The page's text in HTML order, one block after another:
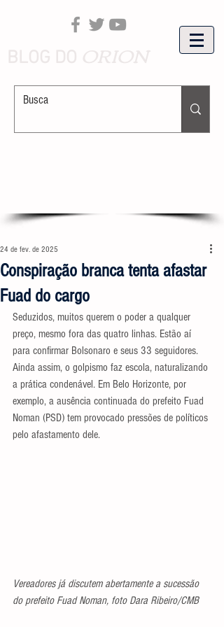
Conspiração branca tenta afastar
Fuad do cargo
24 de fev. de 2025
Seduzidos, muitos querem o poder a qualquer
preço, mesmo fora das quatro linhas. Estão aí
para confirmar Bolsonaro e seus 33 seguidores.
Ainda assim, o golpismo faz escola, naturalizando
a prática condenável. Em Belo Horizonte, por
exemplo, a ausência continuada do prefeito Fuad
Noman (PSD) tem provocado pressões de políticos
pelo afastamento dele.
Vereadores já discutem abertamente a sucessão
do prefeito Fuad Noman, foto Dara Ribeiro/CMB